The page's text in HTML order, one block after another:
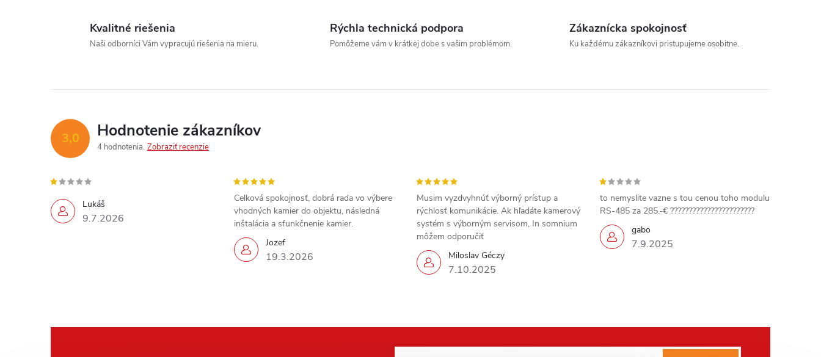
Kvalitné riešenia
Naši odborníci Vám vypracujú riešenia na mieru.
Rýchla technická podpora
Pomôžeme vám v krátkej dobe s vašim problémom.
Zákaznícka spokojnosť
Ku každému zákazníkovi pristupujeme osobitne.
3,0 Hodnotenie zákazníkov
4 hodnotenia Zobraziť recenzie
Lukáš
9.7.2026
Jozef
19.3.2026
Celková spokojnosť, dobrá rada vo výbere
vhodných kamier do objektu, následná
inštalácia a sfunkčnenie kamier.
Miloslav Géczy
7.10.2025
Musim vyzdvyhnúť výborný prístup a
rýchlosť komunikácie. Ak hľadáte kamerový
systém s výborným servisom, In somnium
môžem odporučiť
gabo
7.9.2025
to nemyslite vazne s tou cenou toho modulu
RS-485 za 285.-€ ???????????????????????